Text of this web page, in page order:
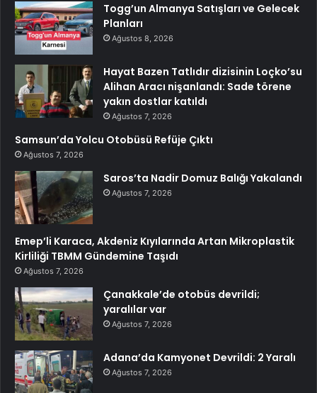
Togg’un Almanya Satışları ve Gelecek
Planları
Ağustos 8, 2026
Hayat Bazen Tatlıdır dizisinin Loçko’su
Alihan Aracı nişanlandı: Sade törene
yakın dostlar katıldı
Ağustos 7, 2026
Samsun’da Yolcu Otobüsü Refüje Çıktı
Ağustos 7, 2026
Saros’ta Nadir Domuz Balığı Yakalandı
Ağustos 7, 2026
Emep’li Karaca, Akdeniz Kıyılarında Artan Mikroplastik
Kirliliği TBMM Gündemine Taşıdı
Ağustos 7, 2026
Çanakkale’de otobüs devrildi;
yaralılar var
Ağustos 7, 2026
Adana’da Kamyonet Devrildi: 2 Yaralı
Ağustos 7, 2026